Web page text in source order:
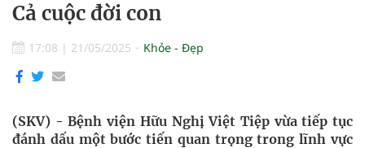
Cả cuộc đời con
17:08 | 21/05/2025 Khỏe - Đẹp
(SKV) - Bệnh viện Hữu Nghị Việt Tiệp vừa tiếp tục
đánh dấu một bước tiến quan trọng trong lĩnh vực